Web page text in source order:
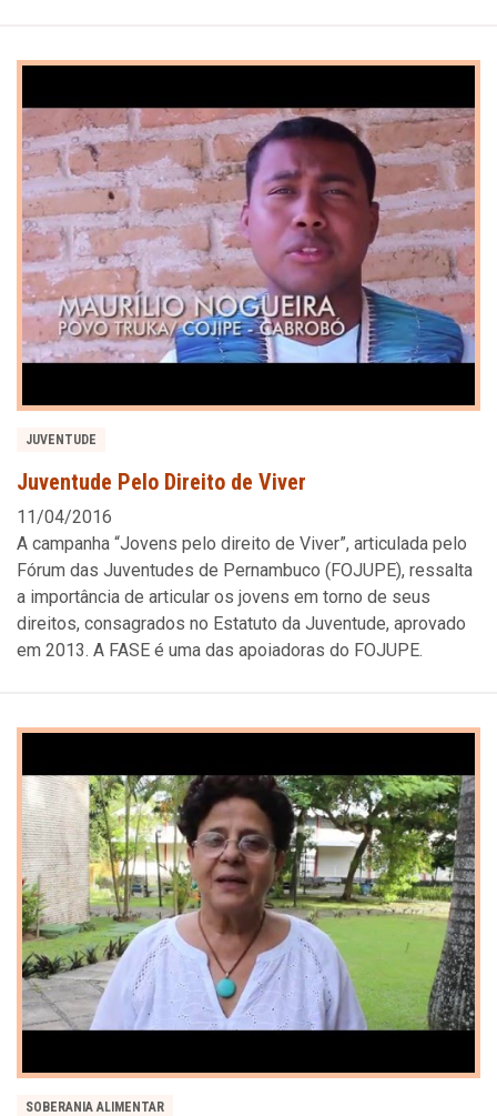
JUVENTUDE
Juventude Pelo Direito de Viver
11/04/2016
A campanha “Jovens pelo direito de Viver”, articulada pelo
Fórum das Juventudes de Pernambuco (FOJUPE), ressalta
a importância de articular os jovens em torno de seus
direitos, consagrados no Estatuto da Juventude, aprovado
em 2013. A FASE é uma das apoiadoras do FOJUPE.
SOBERANIA ALIMENTAR